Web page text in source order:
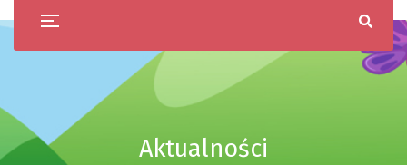
Aktualności